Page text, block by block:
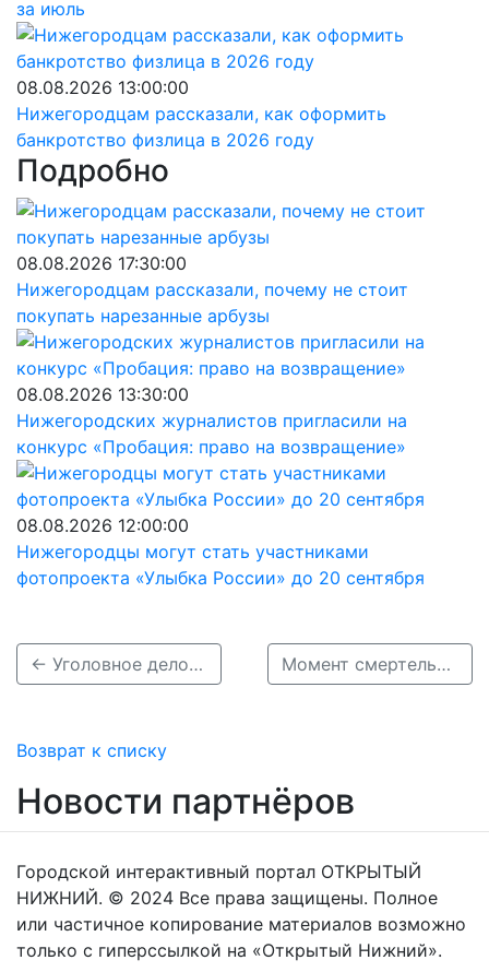
за июль
08.08.2026 13:00:00
Нижегородцам рассказали, как оформить
банкротство физлица в 2026 году
Подробно
08.08.2026 17:30:00
Нижегородцам рассказали, почему не стоит
покупать нарезанные арбузы
08.08.2026 13:30:00
Нижегородских журналистов пригласили на
конкурс «Пробация: право на возвращение»
08.08.2026 12:00:00
Нижегородцы могут стать участниками
фотопроекта «Улыбка России» до 20 сентября
← Уголовное дело завели на виновника массового ДТП с погибшим в Шахунском районе Момент смертельного ДТП с фурой под Чкаловском попал на видео →
Возврат к списку
Новости партнёров
Городской интерактивный портал ОТКРЫТЫЙ
НИЖНИЙ. © 2024 Все права защищены. Полное
или частичное копирование материалов возможно
только с гиперссылкой на «Открытый Нижний».